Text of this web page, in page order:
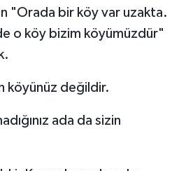
"Orada bir köy var uzakta.
o köy bizim köyümüzdür"
köyünüz değildir.
ada da sizin